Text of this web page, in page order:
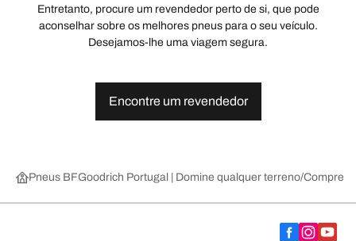
Entretanto, procure um revendedor perto de si, que pode
aconselhar sobre os melhores pneus para o seu veículo.
Desejamos-lhe uma viagem segura.
Encontre um revendedor
Pneus BFGoodrich Portugal | Domine qualquer terreno Compre